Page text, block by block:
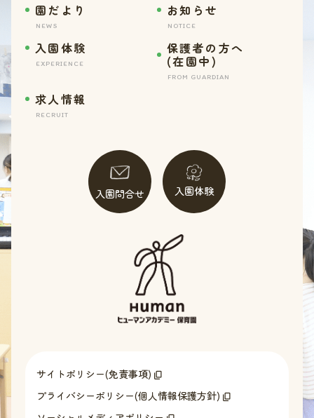
園だより
NEWS
お知らせ
NOTICE
入園体験
EXPERIENCE
保護者の方へ
(在園中)
FROM GUARDIAN
求人情報
RECRUIT
入園問合せ 入園体験
サイトポリシー(免責事項)
プライバシーポリシー(個人情報保護方針)